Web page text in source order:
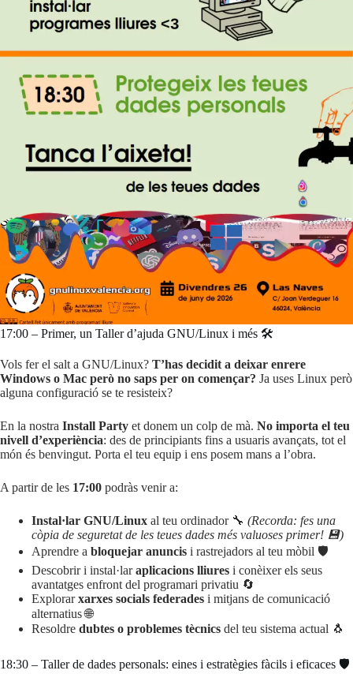
17:00 – Primer, un Taller d’ajuda GNU/Linux i més 🛠️
Vols fer el salt a GNU/Linux? T’has decidit a deixar enrere
Windows o Mac però no saps per on començar? Ja uses Linux però
alguna configuració se te resisteix?
En la nostra Install Party et donem un colp de mà. No importa el teu
nivell d’experiència: des de principiants fins a usuaris avançats, tot el
món és benvingut. Porta el teu equip i ens posem mans a l’obra.
A partir de les 17:00 podràs venir a:
Instal·lar GNU/Linux al teu ordinador 🔧 (Recorda: fes una
còpia de seguretat de les teues dades més valuoses primer! 💾)
Aprendre a bloquejar anuncis i rastrejadors al teu mòbil 🛡️
Descobrir i instal·laraplicacions lliures i conèixer els seus
avantatges enfront del programari privatiu 🔄
Explorarxarxes socials federades i mitjans de comunicació
alternatius 🌐
Resoldre dubtes o problemes tècnics del teu sistema actual 🐧
18:30 – Taller de dades personals: eines i estratègies fàcils i eficaces 🛡️